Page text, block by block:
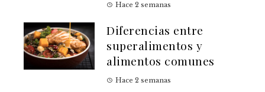
Hace 2 semanas
Diferencias entre
superalimentos y
alimentos comunes
Hace 2 semanas